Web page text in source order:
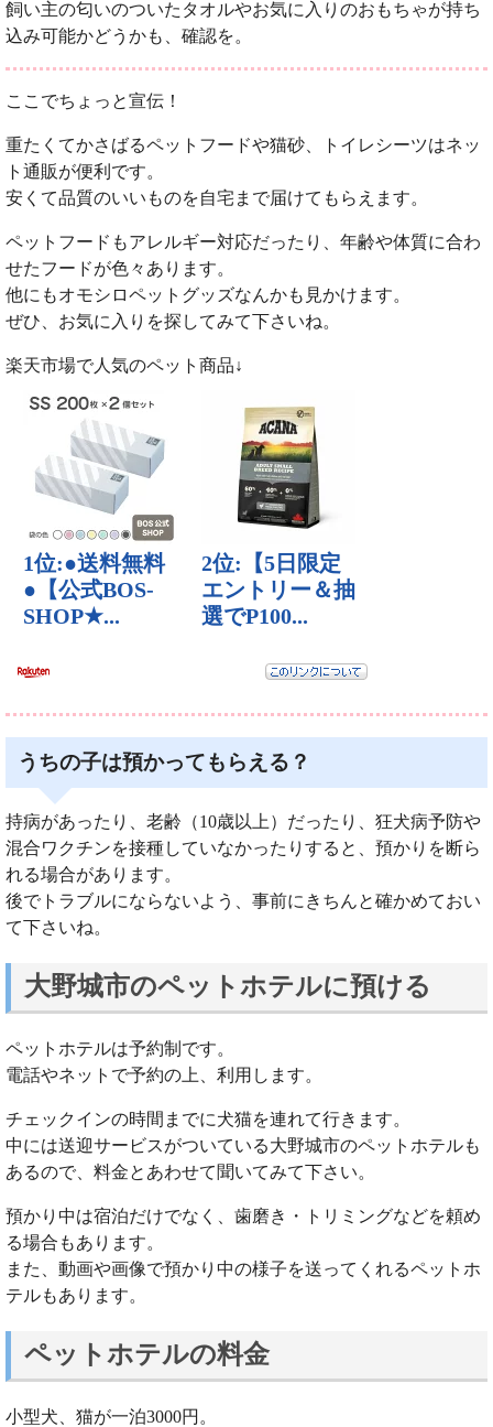
飼い主の匂いのついたタオルやお気に入りのおもちゃが持ち
込み可能かどうかも、確認を。
ここでちょっと宣伝！
重たくてかさばるペットフードや猫砂、トイレシーツはネッ
ト通販が便利です。
安くて品質のいいものを自宅まで届けてもらえます。
ペットフードもアレルギー対応だったり、年齢や体質に合わ
せたフードが色々あります。
他にもオモシロペットグッズなんかも見かけます。
ぜひ、お気に入りを探してみて下さいね。
楽天市場で人気のペット商品↓
うちの子は預かってもらえる？
持病があったり、老齢（10歳以上）だったり、狂犬病予防や
混合ワクチンを接種していなかったりすると、預かりを断ら
れる場合があります。
後でトラブルにならないよう、事前にきちんと確かめておい
て下さいね。
大野城市のペットホテルに預ける
ペットホテルは予約制です。
電話やネットで予約の上、利用します。
チェックインの時間までに犬猫を連れて行きます。
中には送迎サービスがついている大野城市のペットホテルも
あるので、料金とあわせて聞いてみて下さい。
預かり中は宿泊だけでなく、歯磨き・トリミングなどを頼め
る場合もあります。
また、動画や画像で預かり中の様子を送ってくれるペットホ
テルもあります。
ペットホテルの料金
小型犬、猫が一泊3000円。